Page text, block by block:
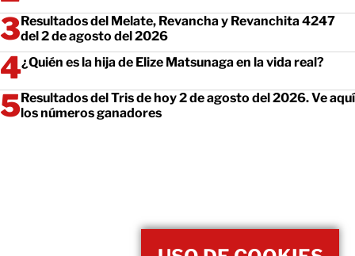
Resultados del Melate, Revancha y Revanchita 4247
del 2 de agosto del 2026
¿Quién es la hija de Elize Matsunaga en la vida real?
Resultados del Tris de hoy 2 de agosto del 2026. Ve aquí
los números ganadores